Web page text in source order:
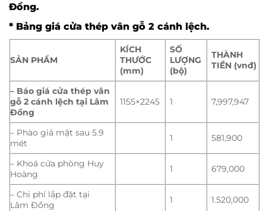
Đồng.
* Bảng giá cửa thép vân gỗ 2 cánh lệch.
SẢN PHẨM
KÍCH
THƯỚC
(mm)
SỐ
LƯỢNG
(bộ)
THÀNH
TIỀN (vnđ)
– Báo giá cửa thép vân
gỗ 2 cánh lệch tại Lâm
Đồng
1155×2245 1 7,997,947
– Phào giả mặt sau 5.9
mét
1 581,900
– Khoá cửa phòng Huy
Hoàng
1 679,000
– Chi phí lắp đặt tại
Lâm Đồng
1 1.520,000